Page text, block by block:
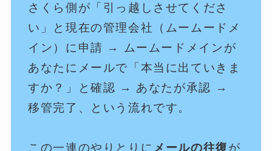
さくら側が「引っ越しさせてくださ
い」と現在の管理会社（ムームードメ
イン）に申請 → ムームードメインが
あなたにメールで「本当に出ていきま
すか？」と確認 → あなたが承認 →
移管完了、という流れです。
この一連のやりとりに メールの往復が